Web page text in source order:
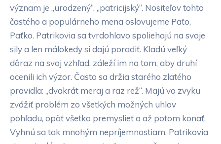
význam je „urodzený“, „patricijský“. Nositeľov tohto
častého a populárneho mena oslovujeme Paťo,
Paťko. Patrikovia sa tvrdohlavo spoliehajú na svoje
sily a len málokedy si dajú poradiť. Kladú veľký
dôraz na svoj vzhľad, záleží im na tom, aby druhí
ocenili ich výzor. Často sa držia starého zlatého
pravidla: „dvakrát meraj a raz rež“. Majú vo zvyku
zvážiť problém zo všetkých možných uhlov
pohľadu, opäť všetko premyslieť a až potom konať.
Vyhnú sa tak mnohým nepríjemnostiam. Patrikovia